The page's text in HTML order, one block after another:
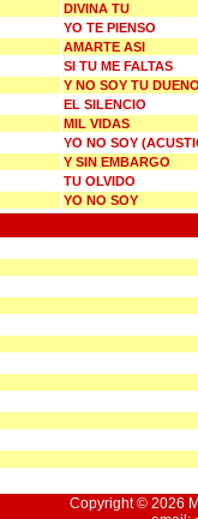
DIVINA TU
YO TE PIENSO
AMARTE ASI
SI TU ME FALTAS
Y NO SOY TU
EL SILENCIO
MIL VIDAS
YO NO SOY
Y SIN EMBARGO
TU OLVIDO
YO NO SOY
Copyright © 2026